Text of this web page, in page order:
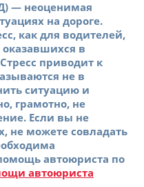
— неоценимая
на дороге.
как для водителей,
в
приводит к
не в
ситуацию и
грамотно, не
Если вы не
не можете совладать
автоюриста по
автоюриста